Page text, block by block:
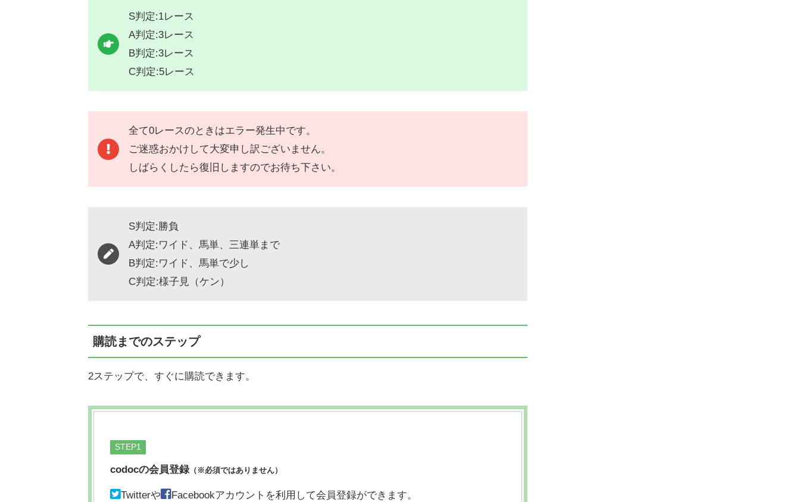
S判定:1レース
A判定:3レース
B判定:3レース
C判定:5レース
全て0レースのときはエラー発生中です。
ご迷惑おかけして大変申し訳ございません。
しばらくしたら復旧しますのでお待ち下さい。
S判定:勝負
A判定:ワイド、馬単、三連単まで
B判定:ワイド、馬単で少し
C判定:様子見（ケン）
購読までのステップ
2ステップで、すぐに購読できます。
STEP
codocの会員登録（※必須ではありません）
Twitterや Facebookアカウントを利用して会員登録ができます。